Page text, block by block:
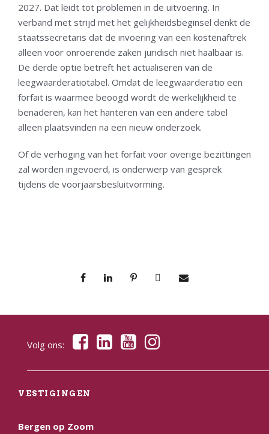
2027. Dat leidt tot problemen in de uitvoering. In
verband met strijd met het gelijkheidsbeginsel denkt de
staatssecretaris dat de invoering van een kostenaftrek
alleen voor onroerende zaken juridisch niet haalbaar is.
De derde optie betreft het actualiseren van de
leegwaarderatiotabel. Omdat de leegwaarderatio een
forfait is waarmee beoogd wordt de werkelijkheid te
benaderen, kan het hanteren van een andere tabel
alleen plaatsvinden na een nieuw onderzoek.
Of de verhoging van het forfait voor overige bezittingen
zal worden ingevoerd, is onderwerp van gesprek
tijdens de voorjaarsbesluitvorming.
Volg ons:
VESTIGINGEN
Bergen op Zoom